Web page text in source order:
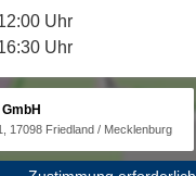
Uhr
Uhr
17098 Friedland / Mecklenburg